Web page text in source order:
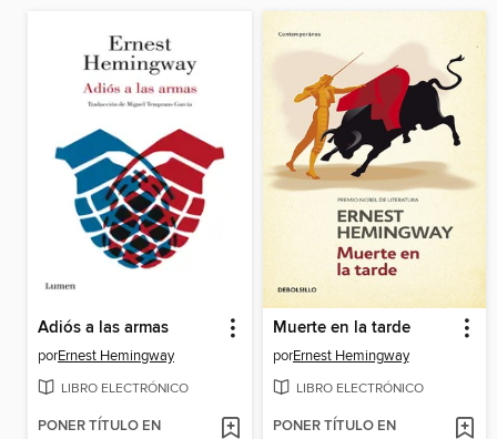
Adiós a las armas
porErnest Hemingway
LIBRO ELECTRÓNICO
PONER TÍTULO EN
Muerte en la tarde
porErnest Hemingway
LIBRO ELECTRÓNICO
PONER TÍTULO EN